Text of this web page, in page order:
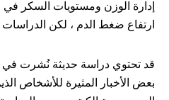
إدارة الوزن ومستويات السكر
ارتفاع ضغط الدم ، لكن
قد تحتوي دراسة حديثة نُشرت
بعض الأخبار المثيرة للأشخاص